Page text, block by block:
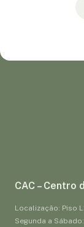
CAC – Centro
Localização: Piso
Segunda a